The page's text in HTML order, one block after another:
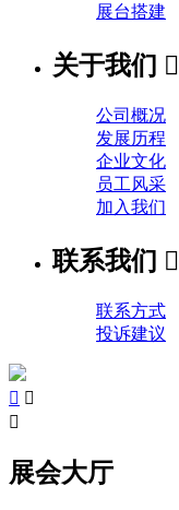
展台搭建
关于我们 
公司概况
发展历程
企业文化
员工风采
加入我们
联系我们 
联系方式
投诉建议
 

展会大厅